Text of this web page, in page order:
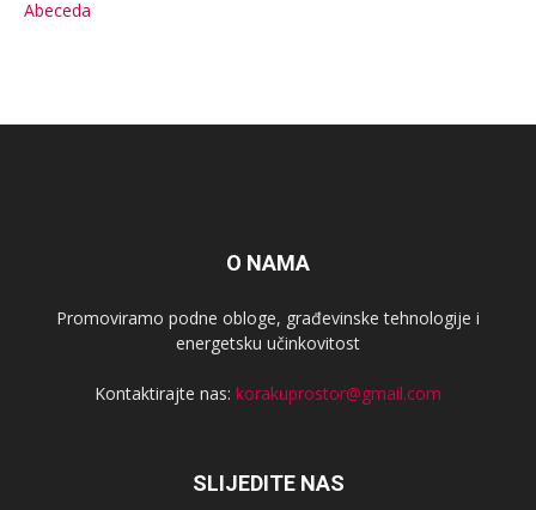
Abeceda
O NAMA
Promoviramo podne obloge, građevinske tehnologije i
energetsku učinkovitost
Kontaktirajte nas: korakuprostor@gmail.com
SLIJEDITE NAS